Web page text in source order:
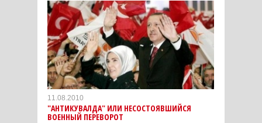
11.08.2010
"АНТИКУВАЛДА" ИЛИ НЕСОСТОЯВШИЙСЯ
ВОЕННЫЙ ПЕРЕВОРОТ